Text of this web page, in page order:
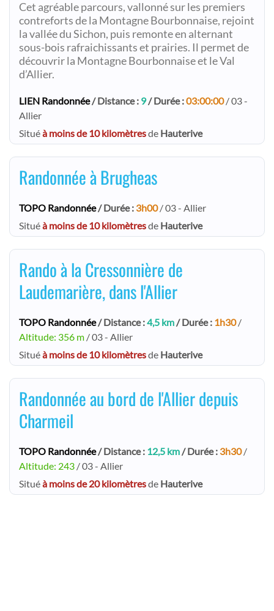
Cet agréable parcours, vallonné sur les premiers
contreforts de la Montagne Bourbonnaise, rejoint
la vallée du Sichon, puis remonte en alternant
sous-bois rafraichissants et prairies. Il permet de
découvrir la Montagne Bourbonnaise et le Val
d’Allier.
LIEN Randonnée/ Distance : 9/ Durée :03:00:00/ 03 -
Allier
Situéà moins de 10 kilomètresde Hauterive
Randonnée à Brugheas
TOPO Randonnée/ Durée : 3h00/ 03 - Allier
Situéà moins de 10 kilomètresde Hauterive
Rando à la Cressonnière de
Laudemarière, dans l'Allier
TOPO Randonnée/ Distance :4,5 km/ Durée : 1h30/
Altitude: 356 m / 03 - Allier
Situéà moins de 10 kilomètresde Hauterive
Randonnée au bord de l'Allier depuis
Charmeil
TOPO Randonnée/ Distance : 12,5 km/ Durée : 3h30/
Altitude: 243 / 03 - Allier
Situéà moins de 20 kilomètresde Hauterive